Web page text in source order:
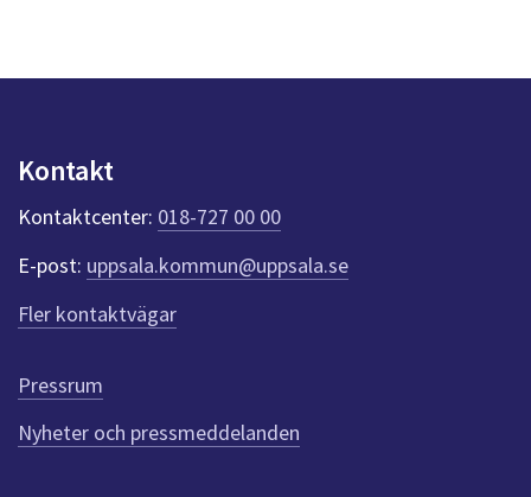
p
k
t
e
r
f
r
d
n
n
a
Kontakt
Kontaktcenter: 018-727 00 00
E-post: uppsala.kommun@uppsala.se
Fler kontaktvägar
Pressrum
Nyheter och pressmeddelanden